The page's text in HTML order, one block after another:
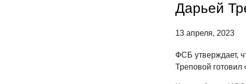
Дарьей
13 апреля, 2023
ФСБ утверждает,
Треповой